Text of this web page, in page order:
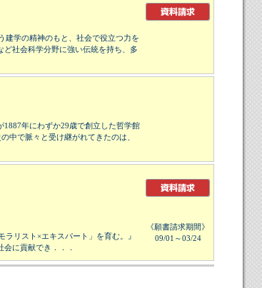
建学の精神のもと、社会で役立つ力を
社会科学分野に強い伝統を持ち、多
1887年にわずか29歳で創立した哲学館
中で脈々と受け継がれてきたのは、
リスト×エキスパート」を育む。』
に貢献でき．．．
《願書請求期間》
09/01～03/24